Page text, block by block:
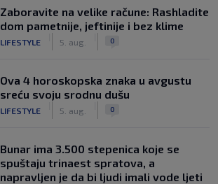
Zaboravite na velike račune: Rashladite
dom pametnije, jeftinije i bez klime
LIFESTYLE 5. aug. 0
Ova 4 horoskopska znaka u avgustu
sreću svoju srodnu dušu
LIFESTYLE 5. aug. 0
Bunar imа 3.500 stepenica koje se
spuštaju trinaest spratova, a
napravljen je da bi ljudi imali vode ljeti